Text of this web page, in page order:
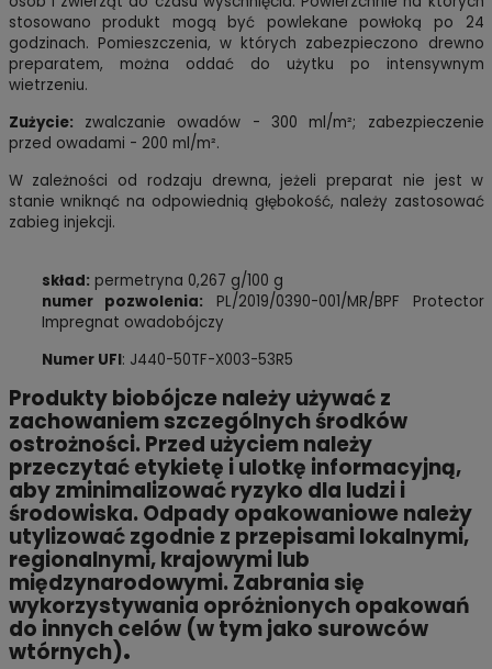
stosowano produkt mogą być powlekane powłoką po 24
godzinach. Pomieszczenia, w których zabezpieczono drewno
preparatem, można oddać do użytku po intensywnym
wietrzeniu.
Zużycie: zwalczanie owadów - 300 ml/m²; zabezpieczenie
przed owadami - 200 ml/m².
W zależności od rodzaju drewna, jeżeli preparat nie jest w
stanie wniknąć na odpowiednią głębokość, należy zastosować
zabieg injekcji.
skład: permetryna 0,267 g/100 g
numer pozwolenia: PL/2019/0390-001/MR/BPF Protector
Impregnat owadobójczy
Numer UFI: J440-50TF-X003-53R5
Produkty biobójcze należy używać z
zachowaniem szczególnych środków
ostrożności. Przed użyciem należy
przeczytać etykietę i ulotkę informacyjną,
aby zminimalizować ryzyko dla ludzi i
środowiska. Odpady opakowaniowe należy
utylizować zgodnie z przepisami lokalnymi,
regionalnymi, krajowymi lub
międzynarodowymi. Zabrania się
wykorzystywania opróżnionych opakowań
do innych celów (w tym jako surowców
wtórnych).